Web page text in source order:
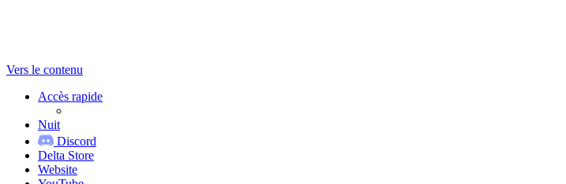
Vers le contenu
Accès rapide
Nuit
Discord
Delta Store
Website